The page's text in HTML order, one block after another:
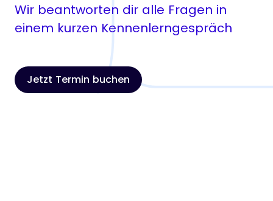
Wir beantworten dir alle Fragen in
einem kurzen Kennenlerngespräch
Jetzt Termin buchen